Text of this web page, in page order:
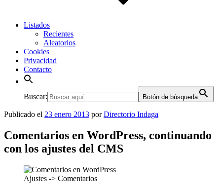
Listados
Recientes
Aleatorios
Cookies
Privacidad
Contacto
Buscar: Botón de búsqueda
Publicado el 23 enero 2013 porDirectorio Indaga
Comentarios en WordPress, continuando
con los ajustes del CMS
Ajustes -> Comentarios